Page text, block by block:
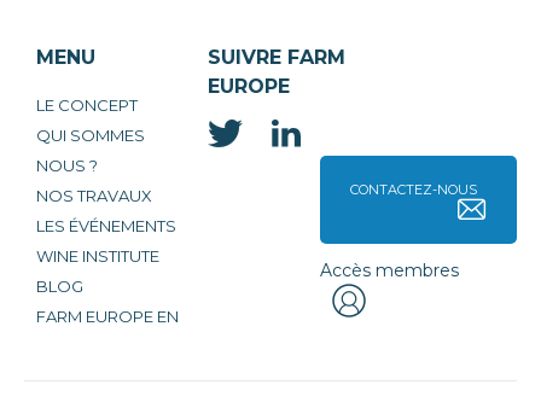
MENU
LE CONCEPT
QUI SOMMES
NOUS ?
NOS TRAVAUX
LES ÉVÉNEMENTS
WINE INSTITUTE
BLOG
FARM EUROPE EN
SUIVRE FARM
EUROPE
CONTACTEZ-NOUS
Accès membres